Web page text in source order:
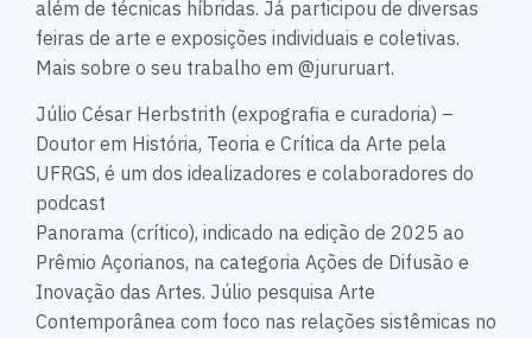
além de técnicas híbridas. Já participou de diversas
feiras de arte e exposições individuais e coletivas.
Mais sobre o seu trabalho em @jururuart.
Júlio César Herbstrith (expografia e curadoria) –
Doutor em História, Teoria e Crítica da Arte pela
UFRGS, é um dos idealizadores e colaboradores do
podcast
Panorama (crítico), indicado na edição de 2025 ao
Prêmio Açorianos, na categoria Ações de Difusão e
Inovação das Artes. Júlio pesquisa Arte
Contemporânea com foco nas relações sistêmicas no